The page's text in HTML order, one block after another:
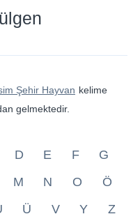
Şehir Hayvan kelime
gelmektedir.
D E F
G
M N O
Ö
Ü V Y Z